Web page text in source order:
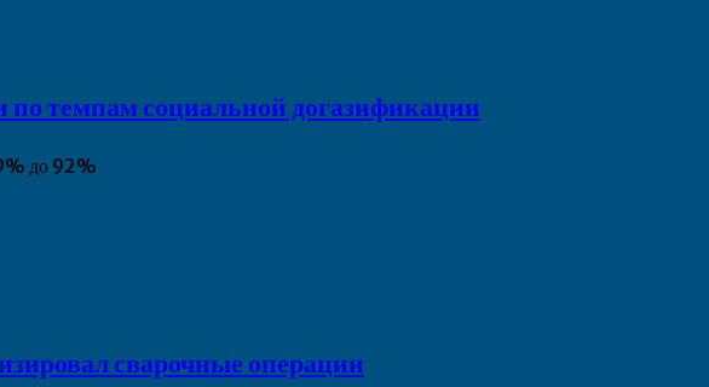
по темпам социальной догазификации
до 92%
сварочные операции